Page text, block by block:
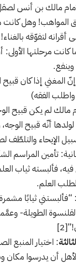
مالك بن أنس
المواهب! وهل
أقرانه لتفوّقه بالغناء!
كانت مرحلتها
وينفع.
المغني إذا كان
واطلب الفقه)
مالك لم يكن قبيح
أنّه قبيح
الإيحاء والتلطّف
تأمين المراسم
فيه، فألبسته ثياب
العلم.
“فألبستني ثيابًا
الطويلة-
[2]
: اختيار المنبع
أن يدرسوا مكان